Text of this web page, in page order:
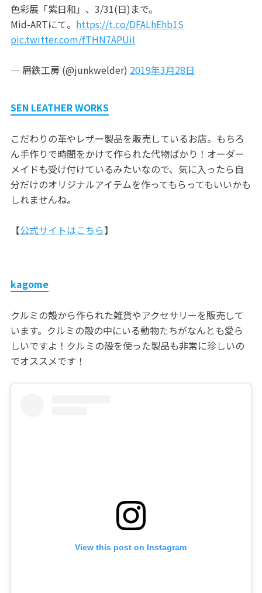
色彩展「紫日和」、3/31(日)まで。
Mid-ARTにて。 https://t.co/DFALhEhb1S
pic.twitter.com/fTHN7APUiI
— 屑鉄工房 (@junkwelder) 2019年3月28日
SEN LEATHER WORKS
こだわりの革やレザー製品を販売しているお店。もちろ
ん手作りで時間をかけて作られた代物ばかり！オーダー
メイドも受け付けているみたいなので、気に入ったら自
分だけのオリジナルアイテムを作ってもらってもいいかも
しれませんね。
【公式サイトはこちら】
kagome
クルミの殻から作られた雑貨やアクセサリーを販売して
います。クルミの殻の中にいる動物たちがなんとも愛ら
しいですよ！クルミの殻を使った製品も非常に珍しいの
でオススメです！
View this post on Instagram